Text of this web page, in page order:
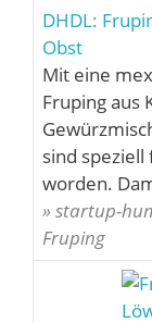
DHDL:
Obst
Mit eine
Fruping aus
sind
worden.
» startup-
Fruping